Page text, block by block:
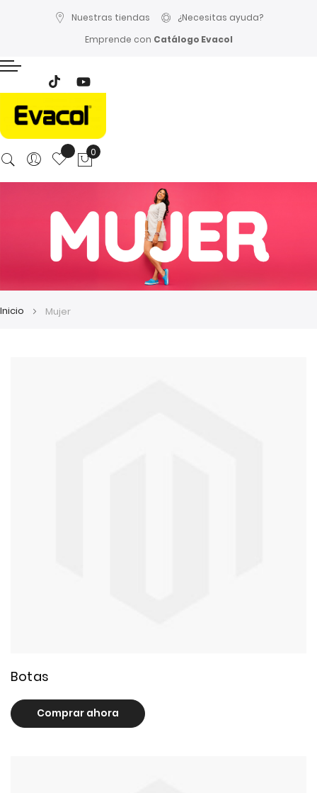
Nuestras tiendas
¿Necesitas ayuda?
Emprende con Catálogo Evacol
0
Inicio Mujer
Botas
Comprar ahora